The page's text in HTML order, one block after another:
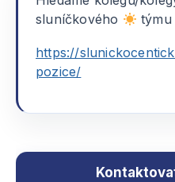
sluníčkového
týmu
https://
pozice/